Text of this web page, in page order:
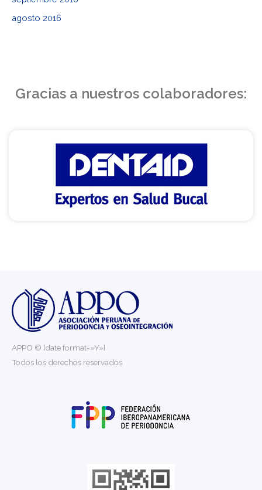
agosto 2016
Gracias a nuestros colaboradores:
APPO © [date format=»Y»]
Todos los derechos reservados